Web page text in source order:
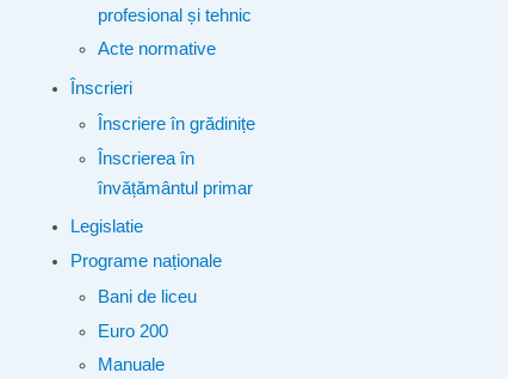
profesional și tehnic
Acte normative
Înscrieri
Înscriere în grădinițe
Înscrierea în
învățământul primar
Legislatie
Programe naționale
Bani de liceu
Euro 200
Manuale